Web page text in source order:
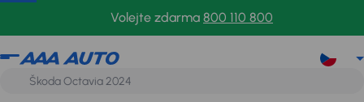
Volejte zdarma 800 110 800
Jaguar